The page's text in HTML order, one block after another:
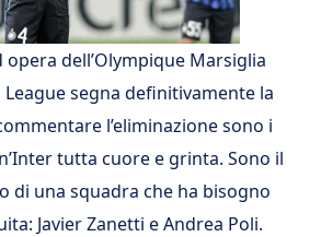
opera dell’Olympique Marsiglia
segna definitivamente la
l’eliminazione sono i
tutta cuore e grinta. Sono il
di una squadra che ha bisogno
Javier Zanetti e Andrea Poli.